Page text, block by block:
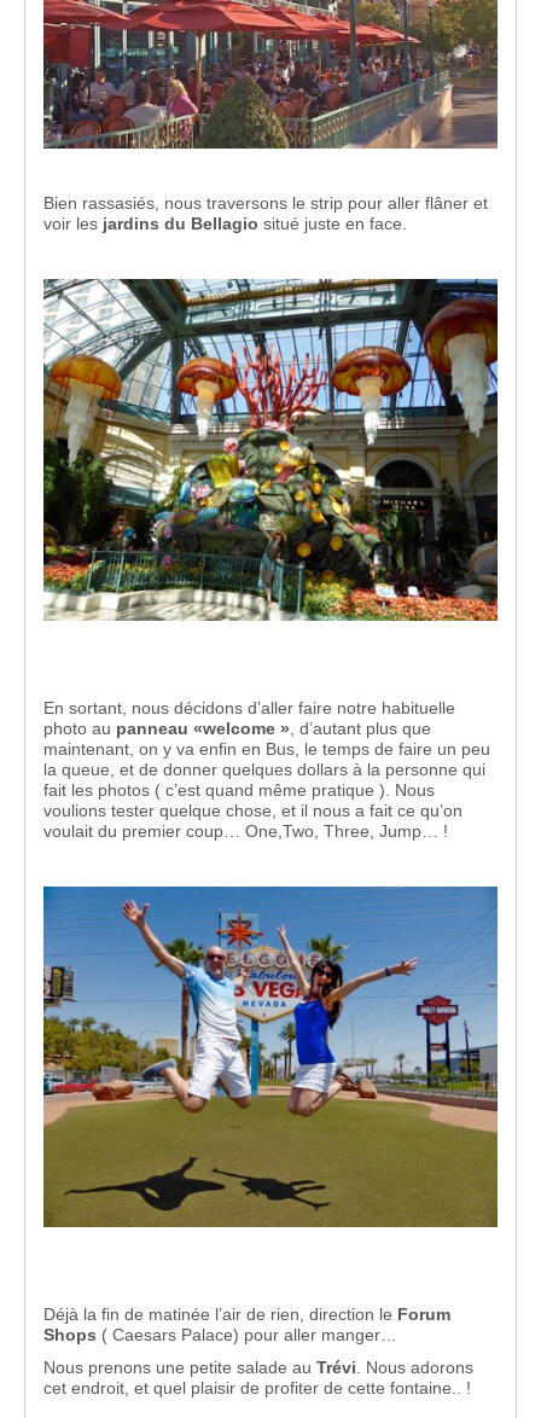
Bien rassasiés, nous traversons le strip pour aller flâner et
voir les jardins du Bellagio situé juste en face.
En sortant, nous décidons d’aller faire notre habituelle
photo au panneau «welcome » , d’autant plus que
maintenant, on y va enfin en Bus, le temps de faire un peu
la queue, et de donner quelques dollars à la personne qui
fait les photos ( c’est quand même pratique ). Nous
voulions tester quelque chose, et il nous a fait ce qu’on
voulait du premier coup… One,Two, Three, Jump… !
Déjà la fin de matinée l’air de rien, direction le Forum
Shops ( Caesars Palace) pour aller manger…
Nous prenons une petite salade au Trévi . Nous adorons
cet endroit, et quel plaisir de profiter de cette fontaine.. !